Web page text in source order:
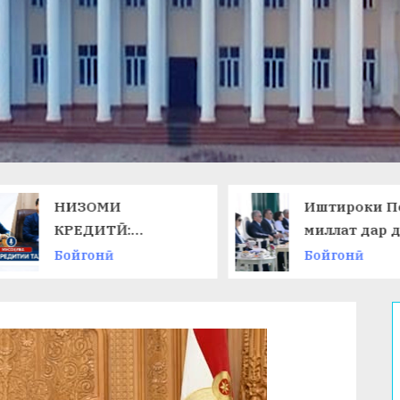
НИЗОМИ
КРЕДИТӢ:
ТАЛАБОТИ ЗАМОН
Бойгонӣ
Иштироки
миллат дар
ниҳоии
Бойгонӣ